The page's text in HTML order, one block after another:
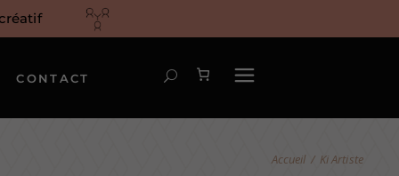
CONTACT
Ki Artiste